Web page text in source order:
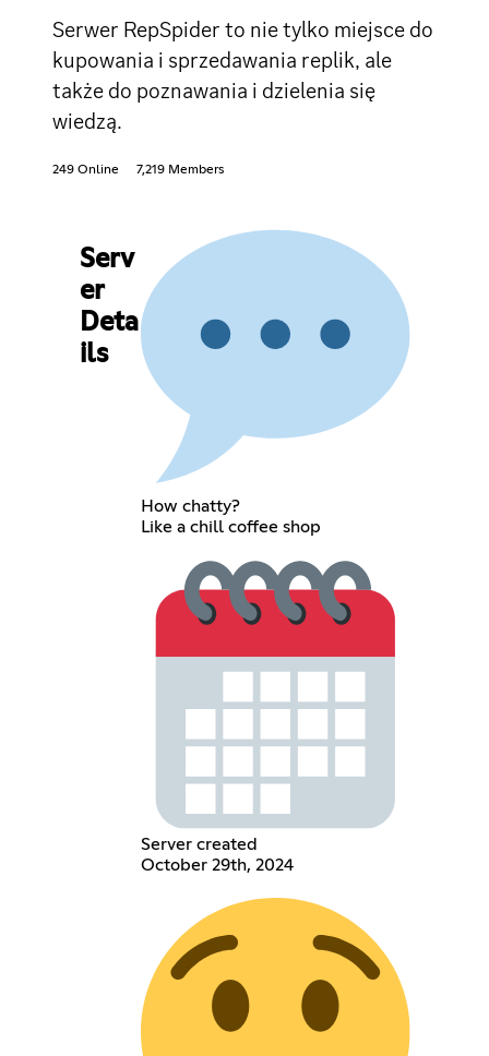
Serwer RepSpider to nie tylko miejsce do
kupowania i sprzedawania replik, ale
także do poznawania i dzielenia się
wiedzą.
249 Online 7,219 Members
Serv
er
Deta
ils
How chatty?
Like a chill coffee shop
Server created
October 29th, 2024